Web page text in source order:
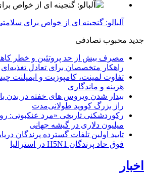
آلبالو: گنجینه ای از خواص برای
جدید محبوب تصادفی
راهکار متخصصان برای تعادل تغذیه‌ای
تفاوت لمینت، کامپوزیت و ایمپلنت
هزینه و ماندگاری
بیدار شدن ویروس‌ های خفته در بدن با
راز بزرگ کووید طولانی‌مدت
میلیون دلاری در گیشه جهانی
تایید اولین تلفات گسترده پرندگان
فوق حاد پرندگان H5N1 در استرالیا
اخبار